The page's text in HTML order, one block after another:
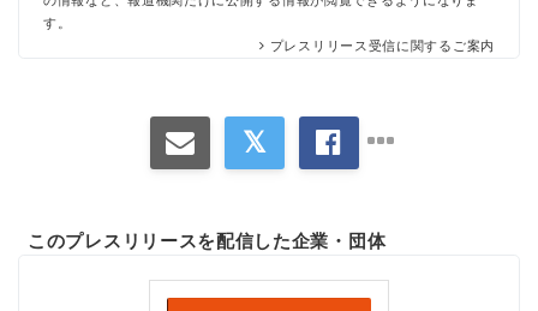
す。
プレスリリース受信に関するご案内
このプレスリリースを配信した企業・団体